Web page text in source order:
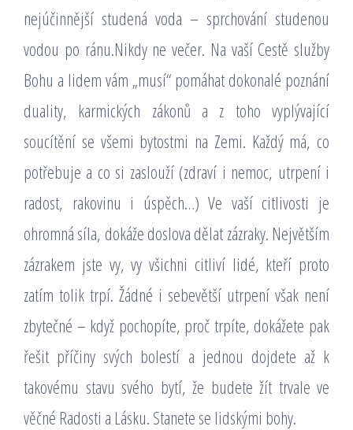
nejúčinnější studená voda – sprchování studenou
vodou po ránu.Nikdy ne večer. Na vaší Cestě služby
Bohu a lidem vám „musí“ pomáhat dokonalé poznání
duality, karmických zákonů a z toho vyplývající
soucítění se všemi bytostmi na Zemi. Každý má, co
potřebuje a co si zaslouží (zdraví i nemoc, utrpení i
radost, rakovinu i úspěch…) Ve vaší citlivosti je
ohromná síla, dokáže doslova dělat zázraky. Největším
zázrakem jste vy, vy všichni citliví lidé, kteří proto
zatím tolik trpí. Žádné i sebevětší utrpení však není
zbytečné – když pochopíte, proč trpíte, dokážete pak
řešit příčiny svých bolestí a jednou dojdete až k
takovému stavu svého bytí, že budete žít trvale ve
věčné Radosti a Lásku. Stanete se lidskými bohy.